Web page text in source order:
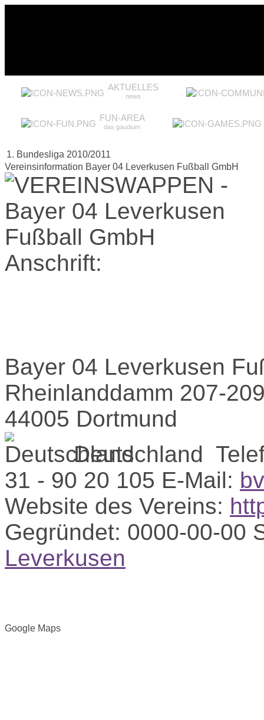
AKTUELLES
news
FUN-AREA
das gaudium
1. Bundesliga 2010/2011
Vereinsinformation Bayer 04 Leverkusen Fußball GmbH
Anschrift:
Bayer 04 Leverkusen
Rheinlanddamm 207-
44005 Dortmund
Deutschland
31 - 90 20 105 E-Mail:
Website des Vereins:
Gegründet: 0000-00-00
Leverkusen
Google Maps